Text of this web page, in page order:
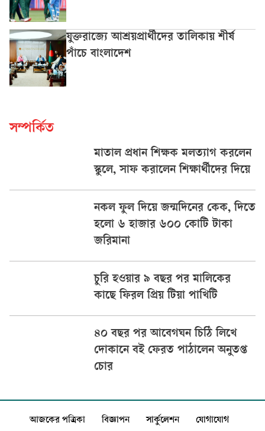
যুক্তরাজ্যে আশ্রয়প্রার্থীদের তালিকায় শীর্ষ
পাঁচে বাংলাদেশ
সম্পর্কিত
মাতাল প্রধান শিক্ষক মলত্যাগ করলেন
স্কুলে, সাফ করালেন শিক্ষার্থীদের দিয়ে
নকল ফুল দিয়ে জন্মদিনের কেক, দিতে
হলো ৬ হাজার ৬০০ কোটি টাকা
জরিমানা
চুরি হওয়ার ৯ বছর পর মালিকের
কাছে ফিরল প্রিয় টিয়া পাখিটি
৪০ বছর পর আবেগঘন চিঠি লিখে
দোকানে বই ফেরত পাঠালেন অনুতপ্ত
চোর
আজকের পত্রিকা বিজ্ঞাপন সার্কুলেশন যোগাযোগ